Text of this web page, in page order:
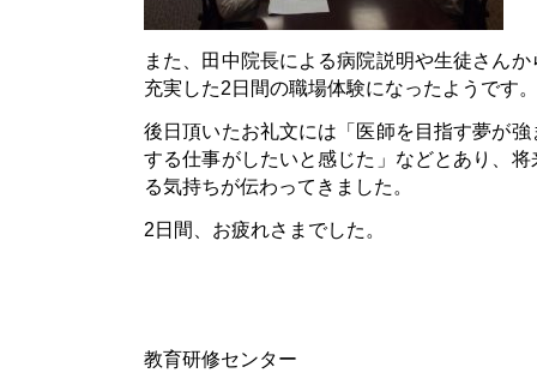
また、田中院長による病院説明や生徒さん
充実した2日間の職場体験になったようです。
後日頂いたお礼文には「医師を目指す夢が
する仕事がしたいと感じた」などとあり、
る気持ちが伝わってきました。
2日間、お疲れさまでした。
教育研修センター